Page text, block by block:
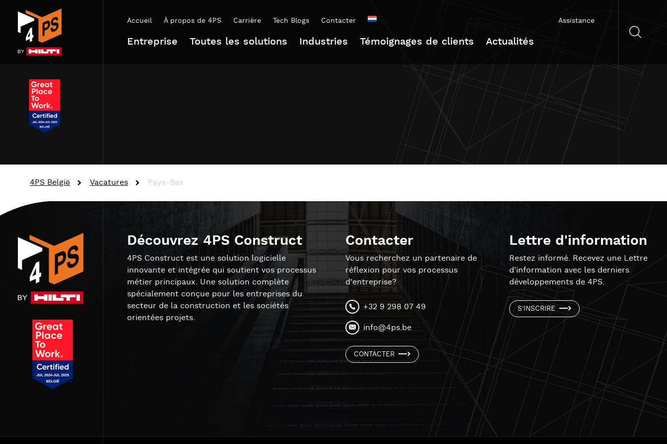
Accueil À propos de 4PS Carrière Tech Blogs Contacter
Entreprise Toutes les solutions Industries Témoignages de clients Actualités
Assistance
4PS België Vacatures Pays-Bas
Découvrez 4PS Construct
4PS Construct est une solution logicielle
innovante et intégrée qui soutient vos processus
métier principaux. Une solution complète
spécialement conçue pour les entreprises du
secteur de la construction et les sociétés
orientées projets.
Contacter
Vous recherchez un partenaire de
réflexion pour vos processus
d'entreprise?
+32 9 298 07 49
info@4ps.be
CONTACTER
Lettre d'information
Restez informé. Recevez une Lettre
d'information avec les derniers
développements de 4PS.
S'INSCRIRE